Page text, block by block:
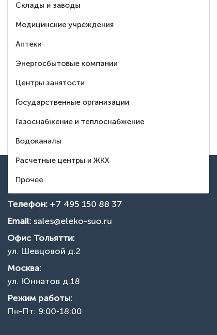
Склады и заводы
Медицинские учреждения
Аптеки
Энергосбытовые компании
Центры занятости
Государственные организации
Газоснабжение и теплоснабжение
Водоканалы
Расчетные центры и ЖКХ
Прочее
на любой Ваш
Тех. поддержка
ВВЕРХ
Контакты
Телефон: +7 495 150 88 37
Email: sales@eleko-suo.ru
Офис Тольятти:
ул. Шевцовой д.2
Москва:
ул. Юннатов д.18
Режим работы:
Пн-Пт: 9:00-18:00